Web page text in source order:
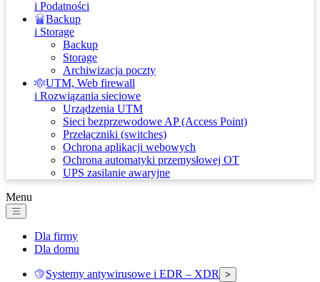
i Podatności
Backup
i Storage
Backup
Storage
Archiwizacja poczty
UTM, Web firewall
i Rozwiązania sieciowe
Urządzenia UTM
Sieci bezprzewodowe AP (Access Point)
Przełączniki (switches)
Ochrona aplikacji webowych
Ochrona automatyki przemysłowej OT
UPS zasilanie awaryjne
Menu
Dla firmy
Dla domu
Systemy antywirusowe i EDR – XDR >